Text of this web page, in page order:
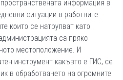
информация в
ситуации в работните
които се натрупват като
са пряко
местоположение. И
инструмент какъвто е ГИС, се
в обработването на огромните